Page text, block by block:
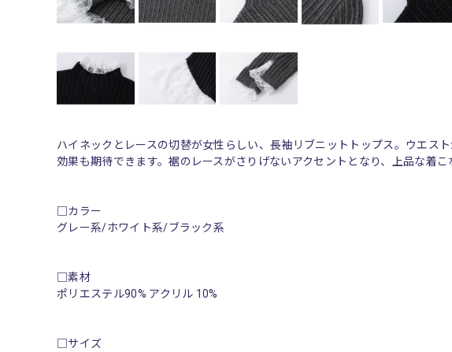
ハイネックとレースの切替が女性らしい、長袖リブニットトップス。ウエス
効果も期待できます。裾のレースがさりげないアクセントとなり、上品な着こ
□カラー
グレー系/ホワイト系/ブラック系
□素材
ポリエステル90% アクリル 10%
□サイズ